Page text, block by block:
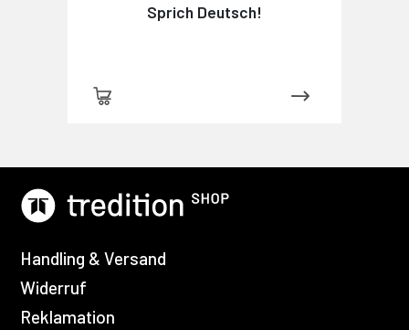
Sprich Deutsch!
Handling & Versand
Widerruf
Reklamation